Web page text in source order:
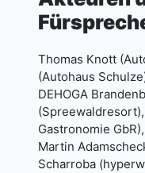
Thomas Knott
(Autohaus
DEHOGA
Gastronomie
Martin
Scharroba